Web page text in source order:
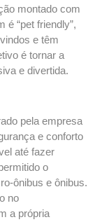
montado com
é “pet friendly”,
e têm
é tornar a
e divertida.
pela empresa
e conforto
até fazer
o
ônibus e ônibus.
no
a própria